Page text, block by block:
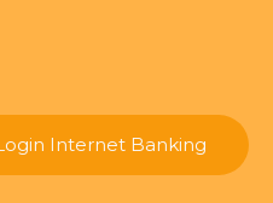
Internet Banking